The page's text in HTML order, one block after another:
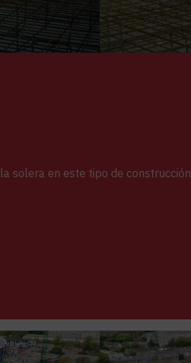
solera en este tipo de